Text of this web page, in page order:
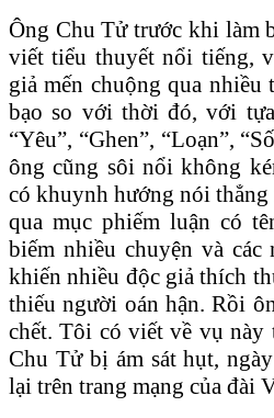
Ông Chu Tử trước khi làm
viết tiểu thuyết nổi tiếng,
giả mến chuộng qua nhiều
bạo so với thời đó, với
“Yêu”, “Ghen”, “Loạn”,
ông cũng sôi nổi không
có khuynh hướng nói
qua mục phiếm luận có
biếm nhiều chuyện và
khiến nhiều độc giả thích
thiếu người oán hận. Rồi
chết. Tôi có viết về vụ
Chu Tử bị ám sát hụt,
lại trên trang mạng của đài